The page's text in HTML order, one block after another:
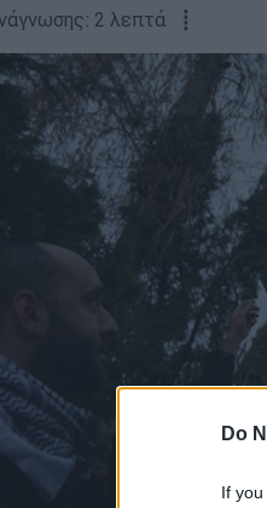
Do
If
2 λεπτά ┋